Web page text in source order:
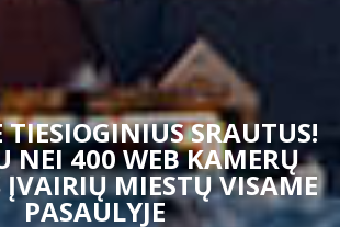
TIESIOGINIUS SRAUTUS!
NEI 400 WEB KAMERŲ
MIESTŲ VISAME
PASAULYJE